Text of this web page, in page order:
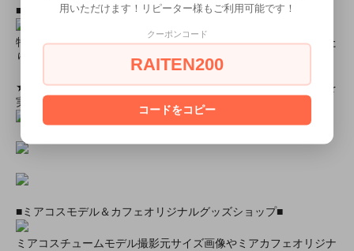
■とにかく安くて高品質な商品が欲しい！という方■
特別割引商品を掲載しています！最大８０％引きの商品もあった
りします！
★ミアカフェ・ミアリラではミアコス衣装を着用したイベントを
実施中★
■ミアコスモデル＆カフェオリジナルグッズショップ■
ミアコスチュームモデル撮影元サイズ画像やミアカフェオリジナ
用いただけます！リピーター様もご利用可能です！
クーポンコード
RAITEN200
コードをコピー